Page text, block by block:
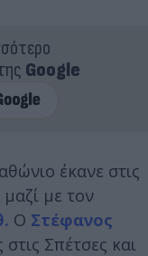
Google
έκανε στις
με τον
Ο Στέφανος
Σπέτσες και